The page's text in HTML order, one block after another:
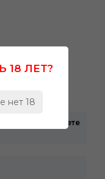
отзывы. Вы можете
ЛЕТ?
нет 18